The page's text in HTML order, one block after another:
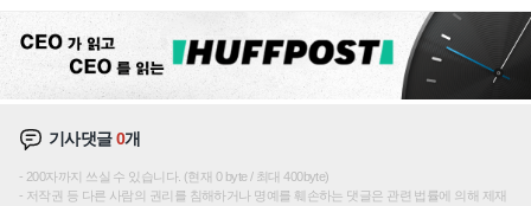
기사댓글0개
200자까지 쓰실 수 있습니다. (현재 0 byte / 최대 400byte)
저작권 등 다른 사람의 권리를 침해하거나 명예를 훼손하는 댓글은 관련 법률에 의해 제재